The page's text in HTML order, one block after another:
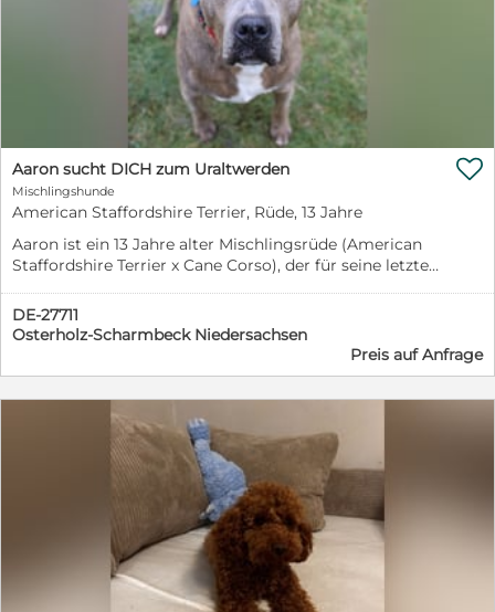
Aaron sucht DICH zum Uraltwerden
Mischlingshunde
American Staffordshire Terrier, Rüde, 13 Jahre
Aaron ist ein 13 Jahre alter Mischlingsrüde (American
Staffordshire Terrier x Cane Corso), der für seine letzten
ein gemütli-ches, hundezugewandtes Heim geben
können. Aaron lebt in einer Hundepension und hat
somit schon viel in seinem Leben mitmachen müssen,
aufgrund seines Alters leicht schwerhörig und kann
keine langen Spaziergänge mehr unternehmen. Umso
lieber würde er mit Dir kleine Gänge unternehmen und
Zuhause ab und zu nette Schnüffelaufgaben
bekommen und natürlich nach besserem Kennenlernen
viele Streicheleinheiten und liebe Worte. Aaron zeigt
an anderen Hunden an der Leine kein Interesse, jedoch
raten wir von anderen Hunden im Haushalt ab. Kinder
unter 12 Jahren oder Katzen sollten auch nicht in
Aarons ständigem Umfeld sein.

DE-27711
Osterholz-Scharmbeck Niedersachsen
Preis auf Anfrage